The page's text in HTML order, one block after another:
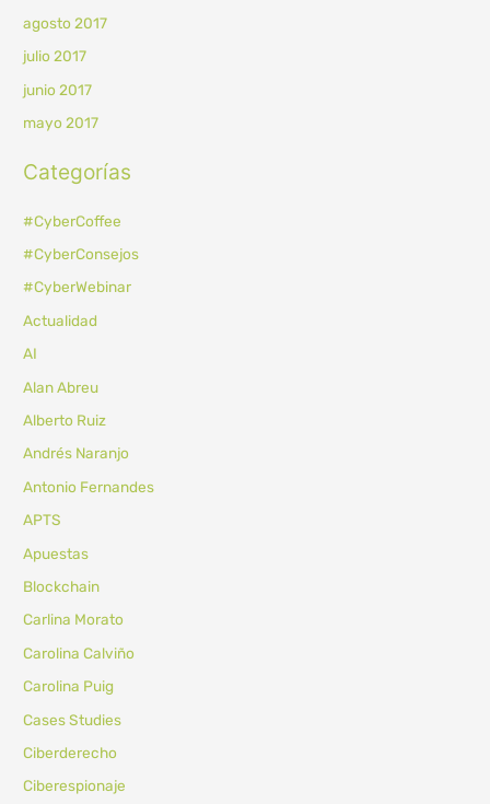
agosto 2017
julio 2017
junio 2017
mayo 2017
Categorías
#CyberCoffee
#CyberConsejos
#CyberWebinar
Actualidad
AI
Alan Abreu
Alberto Ruiz
Andrés Naranjo
Antonio Fernandes
APTS
Apuestas
Blockchain
Carlina Morato
Carolina Calviño
Carolina Puig
Cases Studies
Ciberderecho
Ciberespionaje